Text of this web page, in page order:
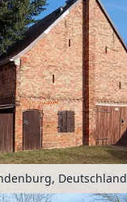
Deutschland